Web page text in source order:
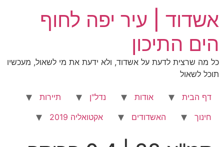
לתוכן
אשדוד | עיר יפה לחוף
הים התיכון
כל מה שרצית לדעת על אשדוד, ולא ידעת את מי לשאול, מעכשיו
תוכל לשאול
דף הבית אודות נדל"ן
תיירות
חינוך
האשדודים אקטואליה 2019